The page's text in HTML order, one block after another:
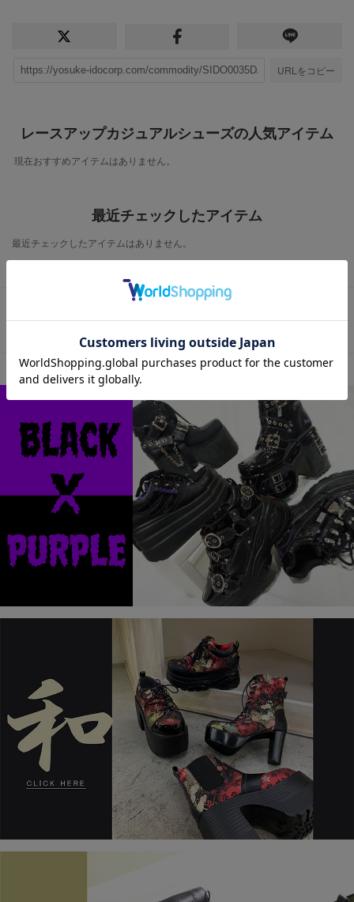
URLをコピー
レースアップカジュアルシューズの人気アイテム
現在おすすめアイテムはありません。
最近チェックしたアイテム
最近チェックしたアイテムはありません。
この商品に関するお問い合わせ